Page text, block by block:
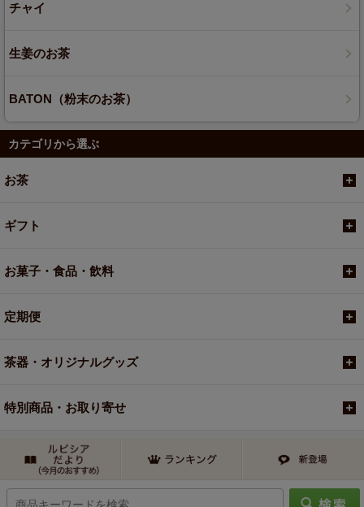
チャイ
生姜のお茶
BATON（粉末のお茶）
カテゴリから選ぶ
お茶
ギフト
お菓子・食品・飲料
定期便
茶器・オリジナルグッズ
特別商品・お取り寄せ